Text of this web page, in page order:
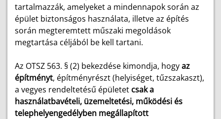
tartalmazzák, amelyeket a mindennapok során az
épület biztonságos használata, illetve az építés
során megteremtett műszaki megoldások
megtartása céljából be kell tartani.
Az OTSZ 563. § (2) bekezdése kimondja, hogyaz
építményt, építményrészt (helyiséget, tűzszakaszt),
a vegyes rendeltetésű épületet csak a
használatbavételi, üzemeltetési, működési és
telephelyengedélyben megállapított